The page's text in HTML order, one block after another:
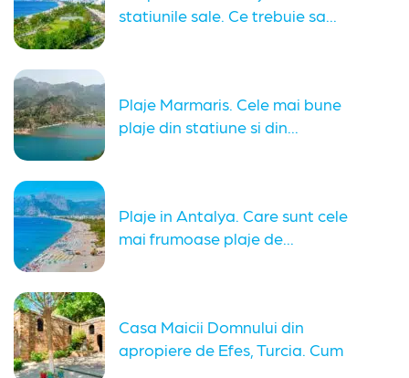
statiunile sale. Ce trebuie sa...
Plaje Marmaris. Cele mai bune
plaje din statiune si din...
Plaje in Antalya. Care sunt cele
mai frumoase plaje de...
Casa Maicii Domnului din
apropiere de Efes, Turcia. Cum